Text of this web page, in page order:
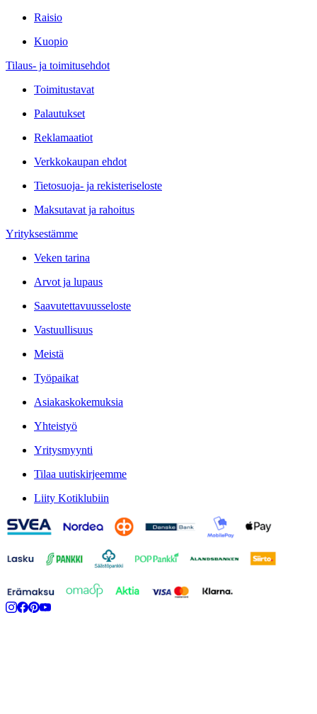
Raisio
Kuopio
Tilaus- ja toimitusehdot
Toimitustavat
Palautukset
Reklamaatiot
Verkkokaupan ehdot
Tietosuoja- ja rekisteriseloste
Maksutavat ja rahoitus
Yrityksestämme
Veken tarina
Arvot ja lupaus
Saavutettavuusseloste
Vastuullisuus
Meistä
Työpaikat
Asiakaskokemuksia
Yhteistyö
Yritysmyynti
Tilaa uutiskirjeemme
Liity Kotiklubiin